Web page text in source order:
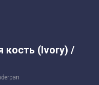
кость (Ivory) /